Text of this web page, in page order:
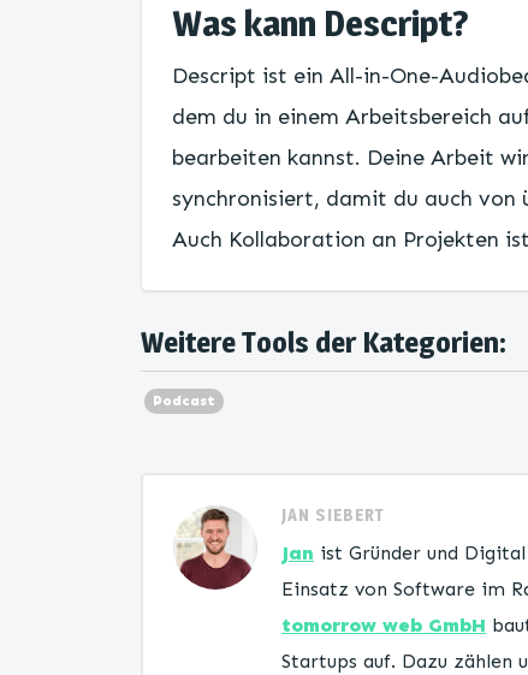
Was kann Descript?
Descript ist ein All-in-One-
dem du in einem Arbeitsbereich
bearbeiten kannst. Deine Arbeit
synchronisiert, damit du auch von
Auch Kollaboration an Projekten
Weitere Tools der Kategorien:
Podcast
JAN SIEBERT
Jan ist Gründer und
Einsatz von Software im
tomorrow web GmbH
Startups auf. Dazu